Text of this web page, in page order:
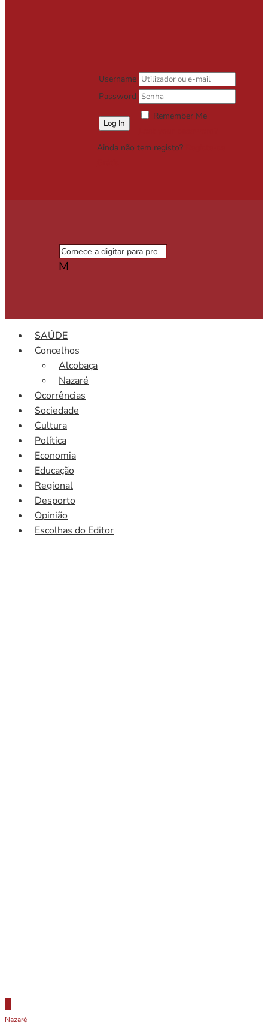
Username
Password
Remember Me
Ainda não tem registo?
M
SAÚDE
Concelhos
Alcobaça
Nazaré
Ocorrências
Sociedade
Cultura
Política
Economia
Educação
Regional
Desporto
Opinião
Escolhas do Editor
Nazaré